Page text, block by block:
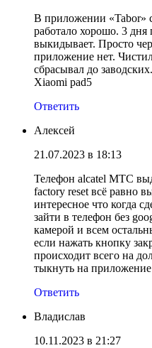
В приложении «Tabor»
работало хорошо. 3
выкидывает. Просто
приложение нет.
сбрасывал до
Xiaomi pad5
Ответить
Алексей
21.07.2023 в 18:13
Телефон alcatel МТС
factory reset всё равно
интересное что когда
зайти в телефон без
камерой и всем
если нажать кнопку
происходит всего на
тыкнуть на приложение
Ответить
Владислав
10.11.2023 в 21:27